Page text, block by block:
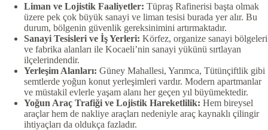
Liman ve Lojistik Faaliyetler: Tüpraş Rafinerisi başta olmak
üzere pek çok büyük sanayi ve liman tesisi burada yer alır. Bu
durum, bölgenin güvenlik gereksinimini artırmaktadır.
Sanayi Tesisleri ve İş Yerleri: Körfez, organize sanayi bölgeleri
ve fabrika alanları ile Kocaeli’nin sanayi yükünü sırtlayan
ilçelerindendir.
Yerleşim Alanları: Güney Mahallesi, Yarımca, Tütünçiftlik gibi
semtlerde yoğun konut yerleşimleri vardır. Modern apartmanlar
ve müstakil evlerle yaşam alanı her geçen yıl büyümektedir.
Yoğun Araç Trafiği ve Lojistik Hareketlilik: Hem bireysel
araçlar hem de nakliye araçları nedeniyle araç kaynaklı çilingir
ihtiyaçları da oldukça fazladır.